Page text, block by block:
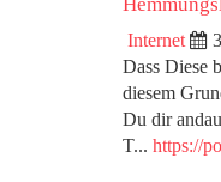
Internet
Dass Diese
diesem
Du dir
T... https://